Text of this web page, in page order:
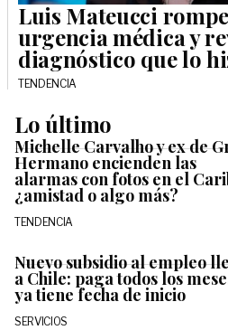
Luis Mateucci
urgencia médica y
diagnóstico que lo
TENDENCIA
Lo último
Michelle Carvalho y ex de
Hermano encienden las
alarmas con fotos en el
¿amistad o algo más?
TENDENCIA
Nuevo subsidio al empleo
a Chile: paga todos los
ya tiene fecha de inicio
SERVICIOS